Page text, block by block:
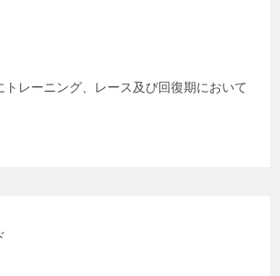
トレーニング、レース及び回復期において